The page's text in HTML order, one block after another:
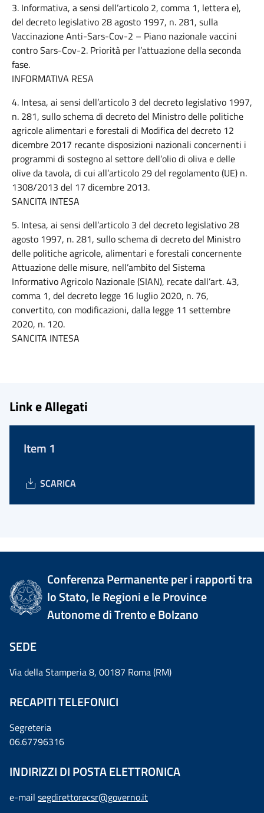
3. Informativa, a sensi dell’articolo 2, comma 1, lettera e),
del decreto legislativo 28 agosto 1997, n. 281, sulla
Vaccinazione Anti-Sars-Cov-2 – Piano nazionale vaccini
contro Sars-Cov-2. Priorità per l’attuazione della seconda
fase.
INFORMATIVA RESA
4. Intesa, ai sensi dell’articolo 3 del decreto legislativo 1997,
n. 281, sullo schema di decreto del Ministro delle politiche
agricole alimentari e forestali di Modifica del decreto 12
dicembre 2017 recante disposizioni nazionali concernenti i
programmi di sostegno al settore dell’olio di oliva e delle
olive da tavola, di cui all’articolo 29 del regolamento (UE) n.
1308/2013 del 17 dicembre 2013.
SANCITA INTESA
5. Intesa, ai sensi dell’articolo 3 del decreto legislativo 28
agosto 1997, n. 281, sullo schema di decreto del Ministro
delle politiche agricole, alimentari e forestali concernente
Attuazione delle misure, nell’ambito del Sistema
Informativo Agricolo Nazionale (SIAN), recate dall’art. 43,
comma 1, del decreto legge 16 luglio 2020, n. 76,
convertito, con modificazioni, dalla legge 11 settembre
2020, n. 120.
SANCITA INTESA
Link e Allegati
Item 1
SCARICA
Conferenza Permanente per i rapporti tra
lo Stato, le Regioni e le Province
Autonome di Trento e Bolzano
SEDE
Via della Stamperia 8, 00187 Roma (RM)
RECAPITI TELEFONICI
Segreteria
06.67796316
INDIRIZZI DI POSTA ELETTRONICA
e-mail segdirettorecsr@governo.it